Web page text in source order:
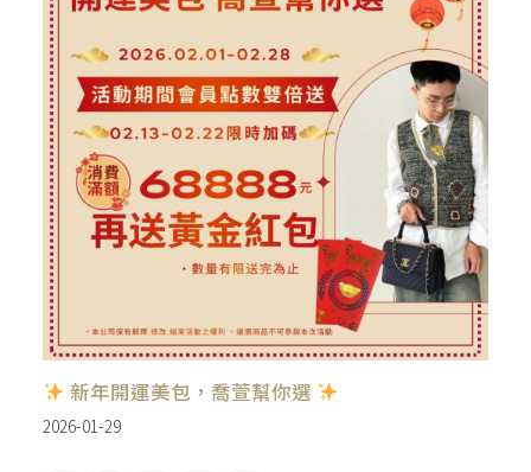
新年開運美包，喬萱幫你選
2026-01-29